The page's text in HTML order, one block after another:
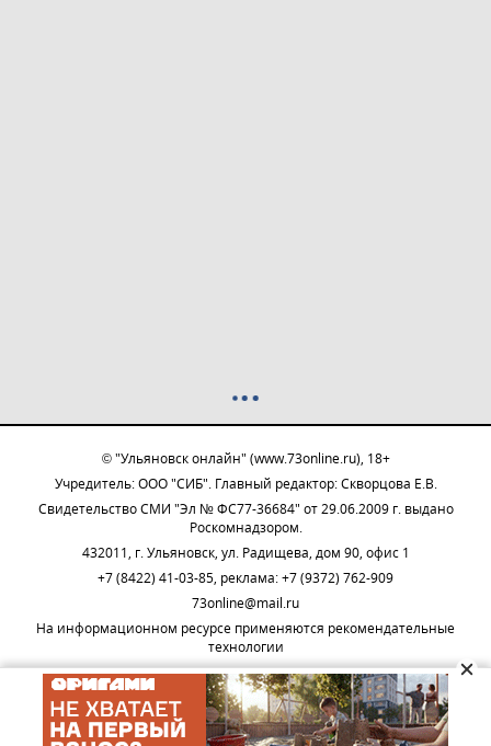
© "Ульяновск онлайн" (www.73online.ru), 18+
Учредитель: ООО "СИБ". Главный редактор: Скворцова Е.В.
Свидетельство СМИ "Эл № ФС77-36684" от 29.06.2009 г. выдано
Роскомнадзором.
432011, г. Ульяновск, ул. Радищева, дом 90, офис 1
+7 (8422) 41-03-85, реклама: +7 (9372) 762-909
73online@mail.ru
На информационном ресурсе применяются рекомендательные
технологии